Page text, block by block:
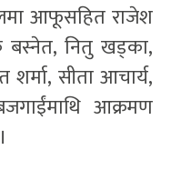
आफूसहित राजेश
नितु खड्का,
सीता आचार्य,
आक्रमण